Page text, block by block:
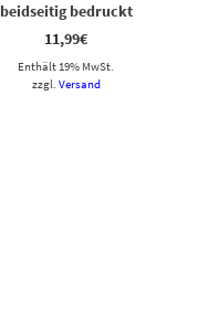
beidseitig bedruckt
11,99€
Enthält 19% MwSt.
zzgl. Versand